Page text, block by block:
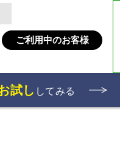
ご利用中のお客様
試し してみる